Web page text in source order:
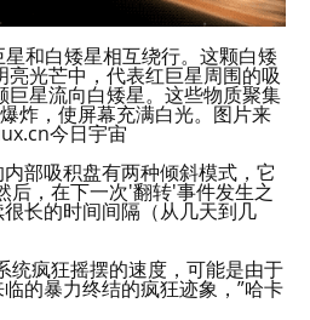
和白矮星相互绕行。这颗白矮
光芒中，代表红巨星周围的吸
巨星流向白矮星。这些物质聚集
炸，使屏幕充满白光。图片来
今日宇宙
部吸积盘有两种倾斜模式，它
后，在下一次'翻转'事件发生之
长的时间间隔（从几天到几
统疯狂摇摆的速度，可能是由于
的暴力终结的疯狂迹象，”哈卡